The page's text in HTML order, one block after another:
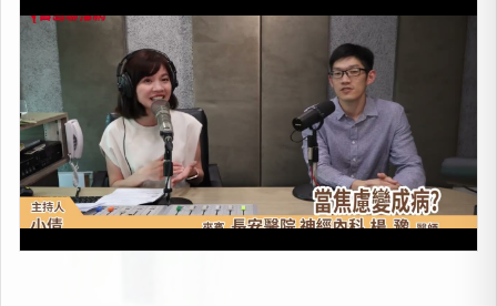
上架時間：2026-05-08